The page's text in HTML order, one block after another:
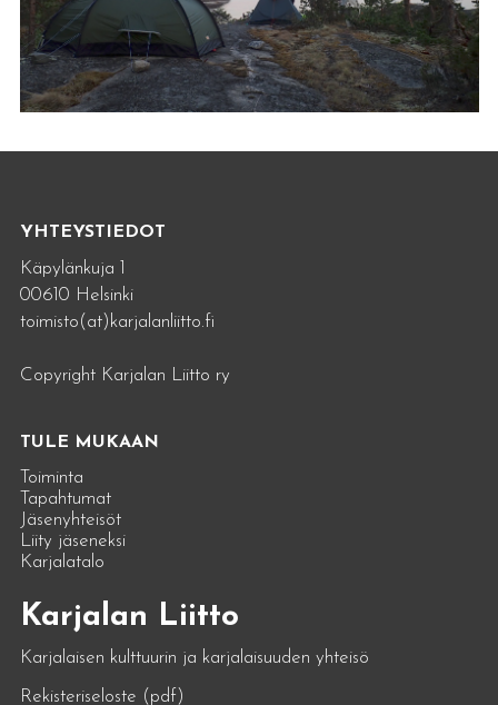
YHTEYSTIEDOT
Käpylänkuja 1
00610 Helsinki
toimisto(at)karjalanliitto.fi
Copyright Karjalan Liitto ry
TULE MUKAAN
Toiminta
Tapahtumat
Jäsenyhteisöt
Liity jäseneksi
Karjalatalo
Karjalan Liitto
Karjalaisen kulttuurin ja karjalaisuuden yhteisö
Rekisteriseloste (pdf)